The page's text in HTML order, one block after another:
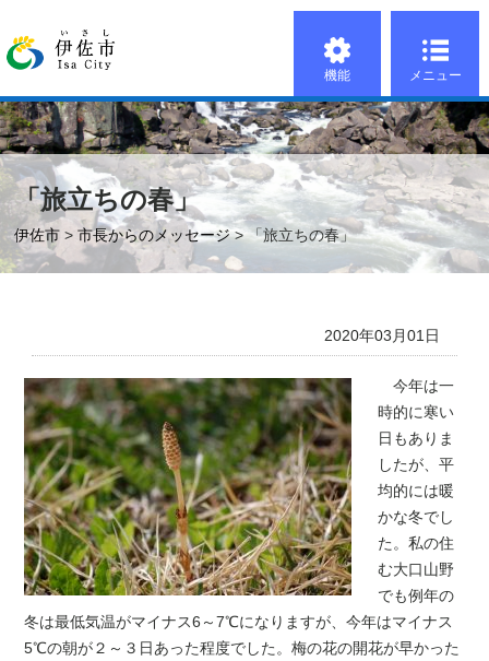
機能 メニュー
「旅立ちの春」
伊佐市 >市長からのメッセージ> 「旅立ちの春」
2020年03月01日
今年は一
時的に寒い
日もありま
したが、平
均的には暖
かな冬でし
た。私の住
む大口山野
でも例年の
冬は最低気温がマイナス6～7℃になりますが、今年はマイナス
5℃の朝が２～３日あった程度でした。梅の花の開花が早かった